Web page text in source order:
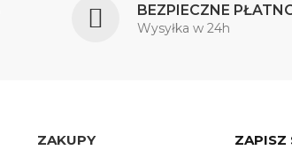
BEZPIECZNE
Wysyłka w 24h
ZAKUPY ZAPISZ